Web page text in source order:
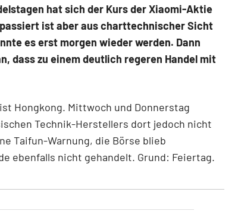
hat sich der Kurs der Xiaomi-Aktie
ist aber aus charttechnischer Sicht
es erst morgen wieder werden. Dann
dass zu einem deutlich regeren Handel mit
Hongkong. Mittwoch und Donnerstag
Technik-Herstellers dort jedoch nicht
Taifun-Warnung, die Börse blieb
ebenfalls nicht gehandelt. Grund: Feiertag.